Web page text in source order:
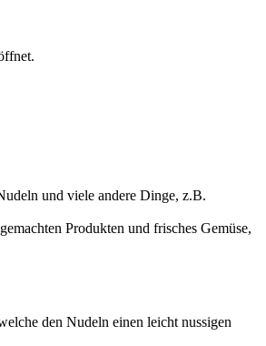
und viele andere Dinge, z.B.
Produkten und frisches Gemüse,
den Nudeln einen leicht nussigen